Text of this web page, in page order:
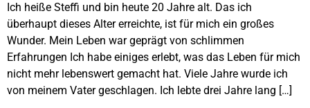
Ich heiße Steffi und bin heute 20 Jahre alt. Das ich
überhaupt dieses Alter erreichte, ist für mich ein großes
Wunder. Mein Leben war geprägt von schlimmen
Erfahrungen Ich habe einiges erlebt, was das Leben für mich
nicht mehr lebenswert gemacht hat. Viele Jahre wurde ich
von meinem Vater geschlagen. Ich lebte drei Jahre lang […]